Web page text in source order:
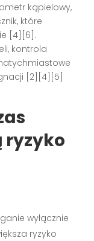
kąpielowy,
które
[4][6].
kontrola
[2][4][5]
ryzyko
wyłącznie
ryzyko